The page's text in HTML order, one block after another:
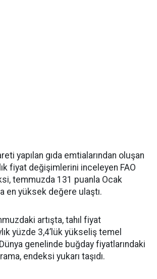
yapılan gıda emtialarından oluşan
fiyat değişimlerini inceleyen FAO
temmuzda 131 puanla Ocak
en yüksek değere ulaştı.
artışta, tahıl fiyat
yüzde 3,4’lük yükseliş temel
genelinde buğday fiyatlarındaki
endeksi yukarı taşıdı.